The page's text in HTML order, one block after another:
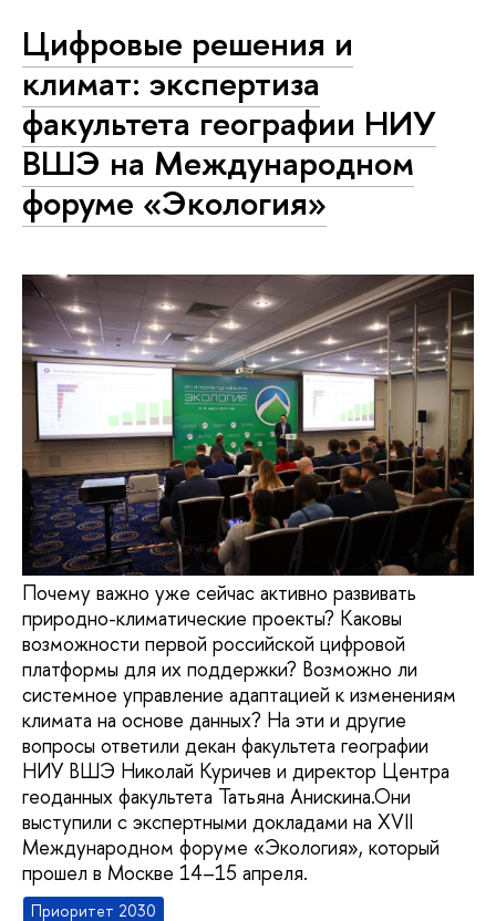
Цифровые решения и
климат: экспертиза
факультета географии НИУ
ВШЭ на Международном
форуме «Экология»
Почему важно уже сейчас активно развивать
природно-климатические проекты? Каковы
возможности первой российской цифровой
платформы для их поддержки? Возможно ли
системное управление адаптацией к изменениям
климата на основе данных? На эти и другие
вопросы ответили декан факультета географии
НИУ ВШЭ Николай Куричев и директор Центра
геоданных факультета Татьяна Анискина.Они
выступили с экспертными докладами на XVII
Международном форуме «Экология», который
прошел в Москве 14–15 апреля.
Приоритет 2030